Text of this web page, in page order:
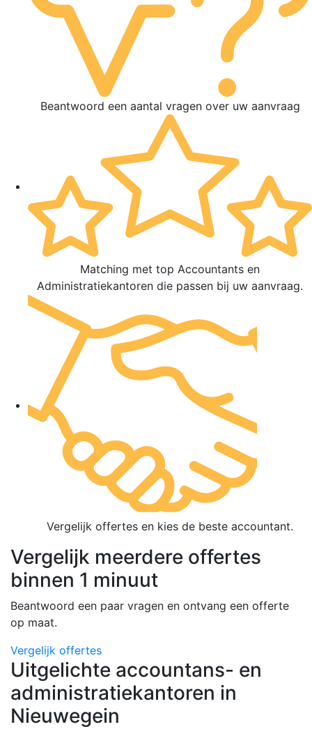
Beantwoord een aantal vragen over uw aanvraag
Matching met top Accountants en
Administratiekantoren die passen bij uw aanvraag.
Vergelijk offertes en kies de beste accountant.
Vergelijk meerdere offertes
binnen 1 minuut
Beantwoord een paar vragen en ontvang een offerte
op maat.
Vergelijk offertes
Uitgelichte accountans- en
administratiekantoren in
Nieuwegein